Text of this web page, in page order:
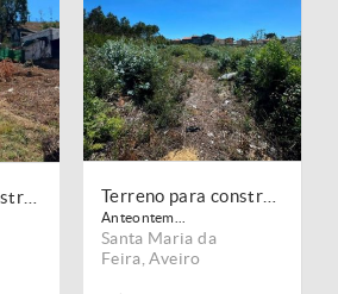
Anteontem...
Santa Maria da
Feira ,Aveiro